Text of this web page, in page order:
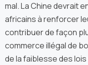
mal. La Chine devrait
africains à renforcer
contribuer de façon
commerce illégal de
de la faiblesse des